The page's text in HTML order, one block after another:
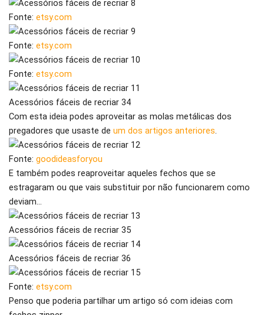
Fonte: etsy.com
Fonte: etsy.com
Fonte: etsy.com
Acessórios fáceis de recriar 34
Com esta ideia podes aproveitar as molas metálicas dos
pregadores que usaste de um dos artigos anteriores.
Fonte: goodideasforyou
E também podes reaproveitar aqueles fechos que se
estragaram ou que vais substituir por não funcionarem como
deviam…
Acessórios fáceis de recriar 35
Acessórios fáceis de recriar 36
Fonte: etsy.com
Penso que poderia partilhar um artigo só com ideias com